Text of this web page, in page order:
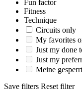
Fun factor
Fitness
Technique
Circuits only
My favorites
Just my done
Just my
Meine
Save filters Reset filter